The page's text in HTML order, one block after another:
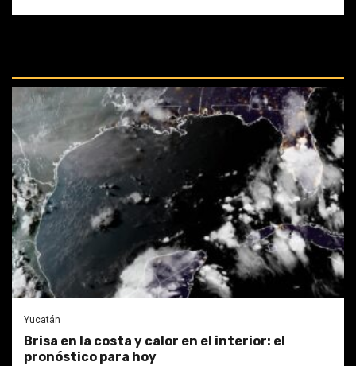
Yucatán
Brisa en la costa y calor en el interior: el
pronóstico para hoy